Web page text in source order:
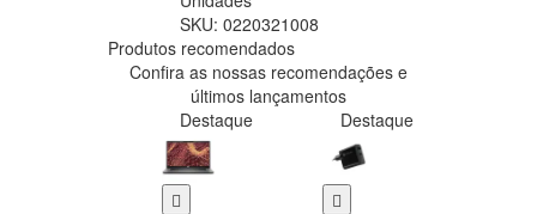
SKU: 0220321008
Produtos recomendados
Confira as nossas recomendações e
últimos lançamentos
Destaque
Destaque